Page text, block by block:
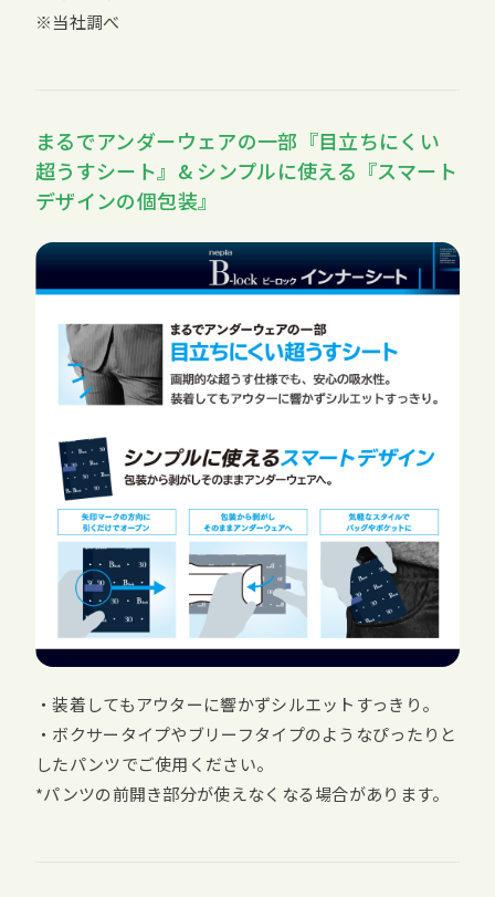
※当社調べ
まるでアンダーウェアの一部『目立ちにくい
超うすシート』& シンプルに使える『スマート
デザインの個包装』
・装着してもアウターに響かずシルエットすっきり。
・ボクサータイプやブリーフタイプのようなぴったりと
したパンツでご使用ください。
*パンツの前開き部分が使えなくなる場合があります。